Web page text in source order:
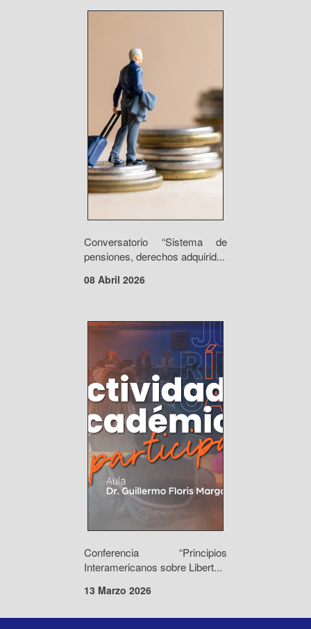
Conversatorio “Sistema de
pensiones, derechos adquirid...
08 Abril 2026
Conferencia “Principios
Interamericanos sobre Libert...
13 Marzo 2026